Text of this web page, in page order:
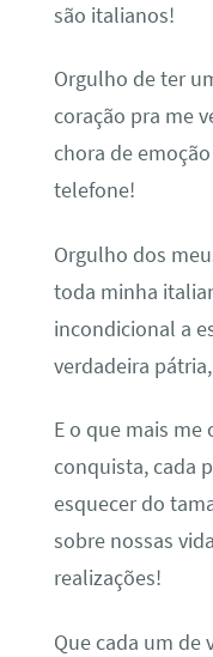
são italianos!
Orgulho de ter
coração pra me
chora de
telefone!
Orgulho dos
toda minha
incondicional a
verdadeira
E o que mais me
conquista, cada
esquecer do
sobre nossas
realizações!
Que cada um de